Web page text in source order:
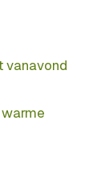
vanavond